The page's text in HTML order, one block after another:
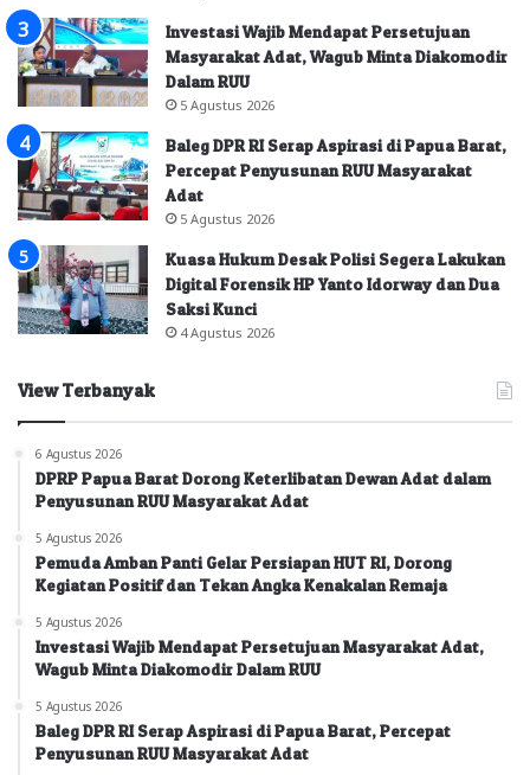
Investasi Wajib Mendapat Persetujuan
Masyarakat Adat, Wagub Minta Diakomodir
Dalam RUU
5 Agustus 2026
Baleg DPR RI Serap Aspirasi di Papua Barat,
Percepat Penyusunan RUU Masyarakat
Adat
5 Agustus 2026
Kuasa Hukum Desak Polisi Segera Lakukan
Digital Forensik HP Yanto Idorway dan Dua
Saksi Kunci
4 Agustus 2026
View Terbanyak
6 Agustus 2026
DPRP Papua Barat Dorong Keterlibatan Dewan Adat dalam
Penyusunan RUU Masyarakat Adat
5 Agustus 2026
Pemuda Amban Panti Gelar Persiapan HUT RI, Dorong
Kegiatan Positif dan Tekan Angka Kenakalan Remaja
5 Agustus 2026
Investasi Wajib Mendapat Persetujuan Masyarakat Adat,
Wagub Minta Diakomodir Dalam RUU
5 Agustus 2026
Baleg DPR RI Serap Aspirasi di Papua Barat, Percepat
Penyusunan RUU Masyarakat Adat